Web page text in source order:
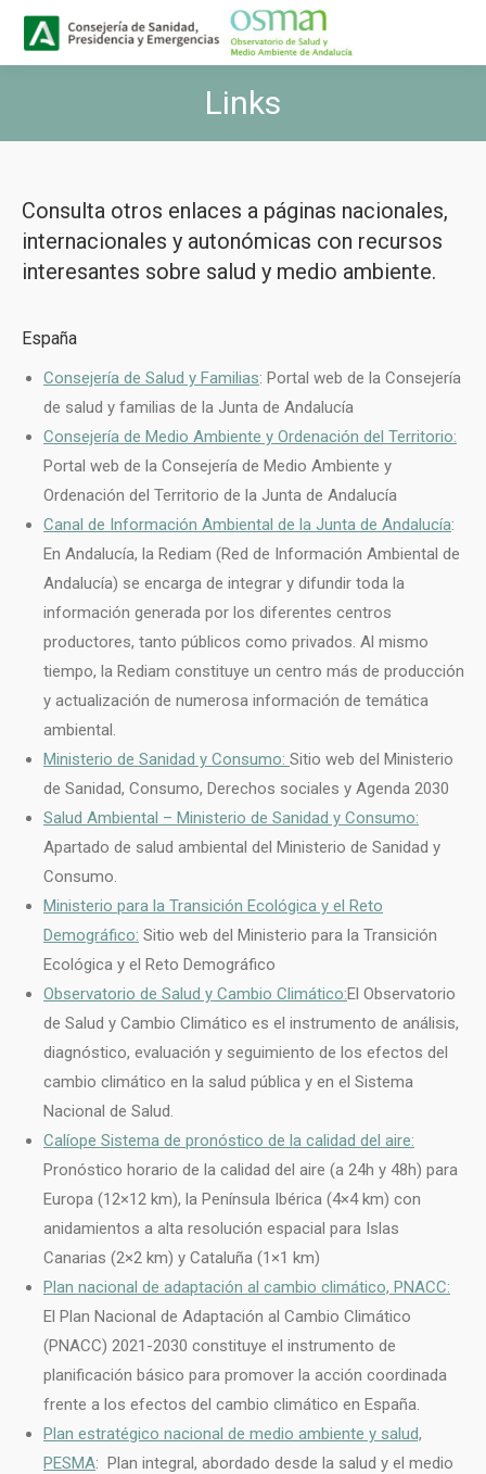
Links
Estás aquí:
Consulta otros enlaces a páginas nacionales,
internacionales y autonómicas con recursos
interesantes sobre salud y medio ambiente.
España
Consejería de Salud y Familias: Portal web de la Consejería
de salud y familias de la Junta de Andalucía
Consejería de Medio Ambiente y Ordenación del Territorio:
Portal web de la Consejería de Medio Ambiente y
Ordenación del Territorio de la Junta de Andalucía
Canal de Información Ambiental de la Junta de Andalucía:
En Andalucía, la Rediam (Red de Información Ambiental de
Andalucía) se encarga de integrar y difundir toda la
información generada por los diferentes centros
productores, tanto públicos como privados. Al mismo
tiempo, la Rediam constituye un centro más de producción
y actualización de numerosa información de temática
ambiental.
Ministerio de Sanidad y Consumo: Sitio web del Ministerio
de Sanidad, Consumo, Derechos sociales y Agenda 2030
Salud Ambiental – Ministerio de Sanidad y Consumo:
Apartado de salud ambiental del Ministerio de Sanidad y
Consumo.
Ministerio para la Transición Ecológica y el Reto
Demográfico: Sitio web del Ministerio para la Transición
Ecológica y el Reto Demográfico
Observatorio de Salud y Cambio Climático:El Observatorio
de Salud y Cambio Climático es el instrumento de análisis,
diagnóstico, evaluación y seguimiento de los efectos del
cambio climático en la salud pública y en el Sistema
Nacional de Salud.
Calíope Sistema de pronóstico de la calidad del aire:
Pronóstico horario de la calidad del aire (a 24h y 48h) para
Europa (12×12 km), la Península Ibérica (4×4 km) con
anidamientos a alta resolución espacial para Islas
Canarias (2×2 km) y Cataluña (1×1 km)
Plan nacional de adaptación al cambio climático, PNACC:
El Plan Nacional de Adaptación al Cambio Climático
(PNACC) 2021-2030 constituye el instrumento de
planificación básico para promover la acción coordinada
frente a los efectos del cambio climático en España.
Plan estratégico nacional de medio ambiente y salud,
PESMA: Plan integral, abordado desde la salud y el medio